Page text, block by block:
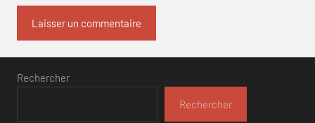
Rechercher
Rechercher